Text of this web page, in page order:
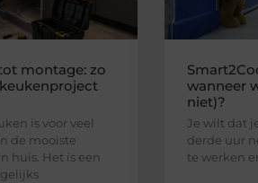
montage: zo
is voor veel
de mooiste
huis. Het is een
wanneer
niet)?
Je wilt dat
derde uur
te werken